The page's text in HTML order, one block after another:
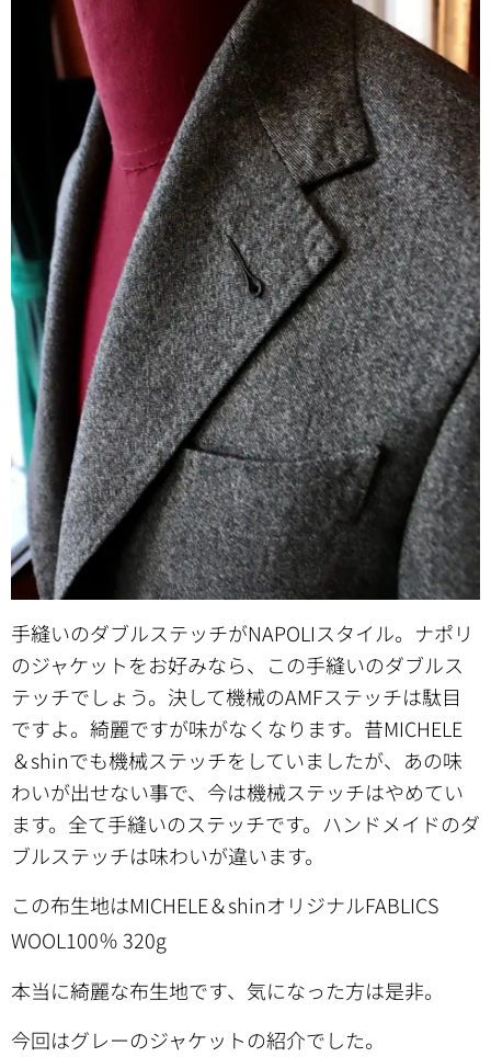
手縫いのダブルステッチがNAPOLIスタイル。ナポリ
のジャケットをお好みなら、この手縫いのダブルス
テッチでしょう。決して機械のAMFステッチは駄目
ですよ。綺麗ですが味がなくなります。昔MICHELE
＆shinでも機械ステッチをしていましたが、あの味
わいが出せない事で、今は機械ステッチはやめてい
ます。全て手縫いのステッチです。ハンドメイドのダ
ブルステッチは味わいが違います。
この布生地はMICHELE＆shinオリジナルFABLICS
WOOL100％ 320g
本当に綺麗な布生地です、気になった方は是非。
今回はグレーのジャケットの紹介でした。